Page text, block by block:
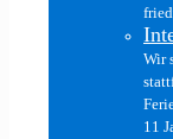
Wir
11